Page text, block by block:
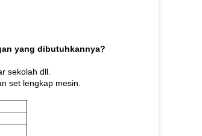
yang dibutuhkannya?
sekolah dll.
set lengkap mesin.